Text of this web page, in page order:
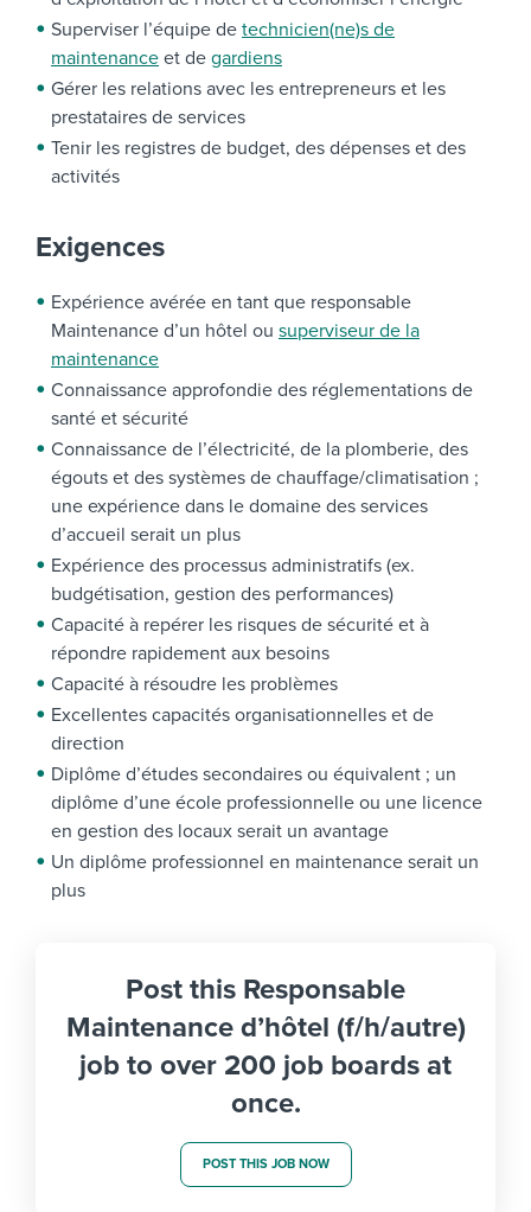
Superviser l’équipe de technicien(ne)s de
maintenance et de gardiens
Gérer les relations avec les entrepreneurs et les
prestataires de services
Tenir les registres de budget, des dépenses et des
activités
Exigences
Expérience avérée en tant que responsable
Maintenance d’un hôtel ou superviseur de la
maintenance
Connaissance approfondie des réglementations de
santé et sécurité
Connaissance de l’électricité, de la plomberie, des
égouts et des systèmes de chauffage/climatisation ;
une expérience dans le domaine des services
d’accueil serait un plus
Expérience des processus administratifs (ex.
budgétisation, gestion des performances)
Capacité à repérer les risques de sécurité et à
répondre rapidement aux besoins
Capacité à résoudre les problèmes
Excellentes capacités organisationnelles et de
direction
Diplôme d’études secondaires ou équivalent ; un
diplôme d’une école professionnelle ou une licence
en gestion des locaux serait un avantage
Un diplôme professionnel en maintenance serait un
plus
Post this Responsable
Maintenance d’hôtel (f/h/autre)
job to over 200 job boards at
once.
POST THIS JOB NOW